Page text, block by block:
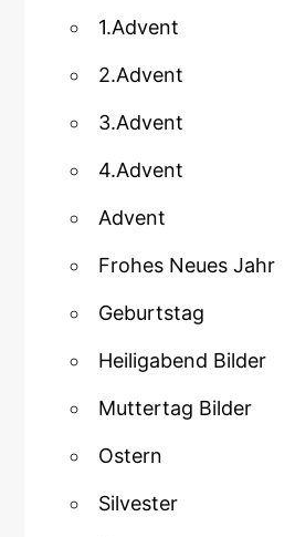
1.Advent
2.Advent
3.Advent
4.Advent
Advent
Frohes Neues Jahr
Geburtstag
Heiligabend Bilder
Muttertag Bilder
Ostern
Silvester